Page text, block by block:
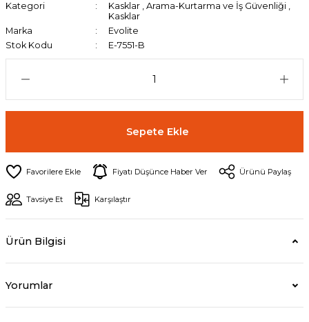
Kategori Kasklar , Arama-Kurtarma ve İş Güvenliği ,
Kasklar
Marka
Evolite
Stok Kodu
E-7551-B
Sepete Ekle
Fiyatı Düşünce Haber Ver Ürünü Paylaş
Tavsiye Et Karşılaştır
Ürün Bilgisi
Yorumlar